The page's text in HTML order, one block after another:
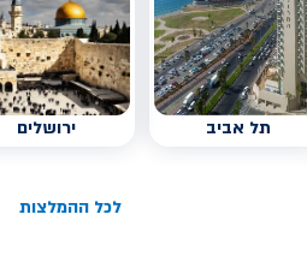
תל אביב ירושלים
לכל ההמלצות